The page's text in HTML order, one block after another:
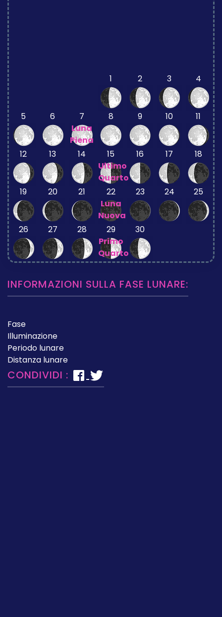
1 2 3 4
5 6
7
Luna
Piena
8 9 10 11
12 13 14
15
Ultimo
Quarto
16 17 18
19 20 21
22
Luna
Nuova
23 24 25
26 27 28
29
Primo
Quarto
30
INFORMAZIONI SULLA FASE LUNARE:
Fase
Illuminazione
Periodo lunare
Distanza lunare
CONDIVIDI :